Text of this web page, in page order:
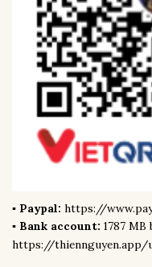
▪︎ Paypal: https://
▪︎ Bank account: 1787
https://thiennguyen.app/